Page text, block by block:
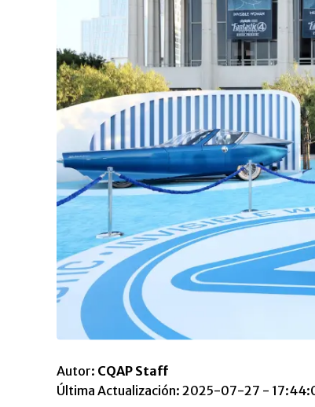
Autor: CQAP Staff
Última Actualización: 2025-07-27 -